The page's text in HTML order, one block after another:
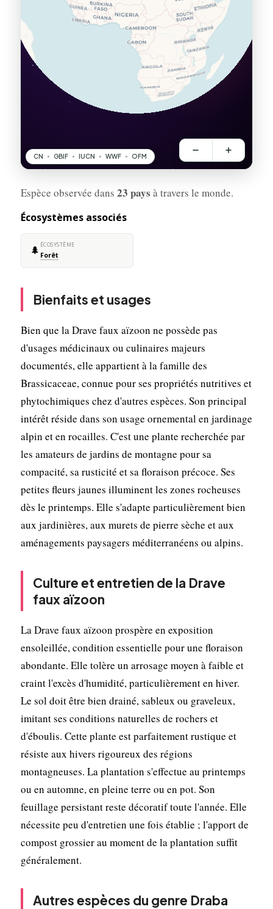
Espèce observée dans 23 pays à travers le monde.
Écosystèmes associés
🌲 ÉCOSYSTÈME
Forêt
Bienfaits et usages
Bien que la Drave faux aïzoon ne possède pas
d'usages médicinaux ou culinaires majeurs
documentés, elle appartient à la famille des
Brassicaceae, connue pour ses propriétés nutritives et
phytochimiques chez d'autres espèces. Son principal
intérêt réside dans son usage ornemental en jardinage
alpin et en rocailles. C'est une plante recherchée par
les amateurs de jardins de montagne pour sa
compacité, sa rusticité et sa floraison précoce. Ses
petites fleurs jaunes illuminent les zones rocheuses
dès le printemps. Elle s'adapte particulièrement bien
aux jardinières, aux murets de pierre sèche et aux
aménagements paysagers méditerranéens ou alpins.
Culture et entretien de la Drave
faux aïzoon
La Drave faux aïzoon prospère en exposition
ensoleillée, condition essentielle pour une floraison
abondante. Elle tolère un arrosage moyen à faible et
craint l'excès d'humidité, particulièrement en hiver.
Le sol doit être bien drainé, sableux ou graveleux,
imitant ses conditions naturelles de rochers et
d'éboulis. Cette plante est parfaitement rustique et
résiste aux hivers rigoureux des régions
montagneuses. La plantation s'effectue au printemps
ou en automne, en pleine terre ou en pot. Son
feuillage persistant reste décoratif toute l'année. Elle
nécessite peu d'entretien une fois établie ; l'apport de
compost grossier au moment de la plantation suffit
généralement.
Autres espèces du genre Draba